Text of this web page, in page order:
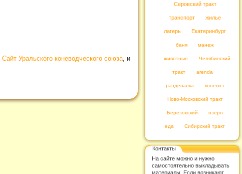
Сайт Уральского коневодческого союза, и
Серовский тракт
транспорт жилье
лагерь Екатеринбург
баня манеж
животные Челябинский
тракт arenda
раздевалка коневоз
Ново-Московский тракт
Березовский озеро
еда Сибирский тракт
Контакты
На сайте можно и нужно
самостоятельно выкладывать
материалы. Если возникают